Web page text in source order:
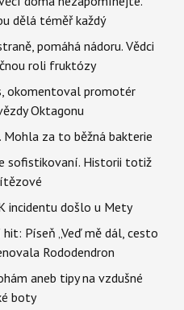
dělá téměř každý
pomáhá nádoru. Vědci
roli fruktózy
okomentoval promotér
Oktagonu
Mohla za to běžná bakterie
sofistikovaní. Historii totiž
incidentu došlo u Mety
Píseň „Veď mě dál, cesto
Rododendron
aneb tipy na vzdušné
boty